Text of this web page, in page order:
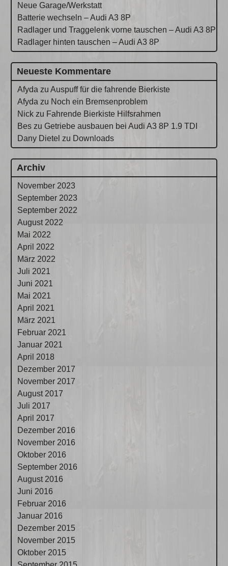
Neue Garage/Werkstatt
Batterie wechseln – Audi A3 8P
Radlager und Traggelenk vorne tauschen – Audi A3 8P
Radlager hinten tauschen – Audi A3 8P
Neueste Kommentare
Afyda zuAuspuff für die fahrende Bierkiste
Afyda zu Noch ein Bremsenproblem
Nick zu Fahrende Bierkiste Hilfsrahmen
Bes zuGetriebe ausbauen bei Audi A3 8P 1.9 TDI
Dany Dietel zu Downloads
Archiv
November 2023
September 2023
September 2022
August 2022
Mai 2022
April 2022
März 2022
Juli 2021
Juni 2021
Mai 2021
April 2021
März 2021
Februar 2021
Januar 2021
April 2018
Dezember 2017
November 2017
August 2017
Juli 2017
April 2017
Dezember 2016
November 2016
Oktober 2016
September 2016
August 2016
Juni 2016
Februar 2016
Januar 2016
Dezember 2015
November 2015
Oktober 2015